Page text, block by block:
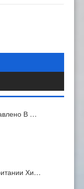
В …
Хи…